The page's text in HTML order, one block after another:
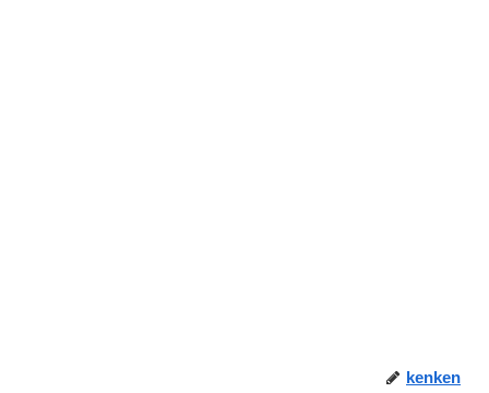
kenken